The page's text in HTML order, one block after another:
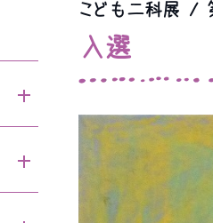
こども二科展 /
入選